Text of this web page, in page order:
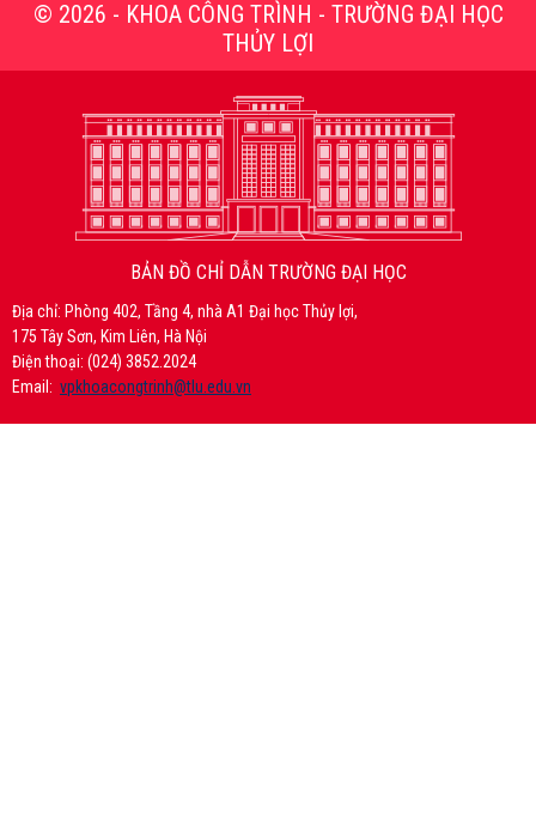
© 2026 - KHOA CÔNG TRÌNH - TRƯỜNG ĐẠI HỌC
THỦY LỢI
BẢN ĐỒ CHỈ DẪN TRƯỜNG ĐẠI HỌC
Địa chỉ: Phòng 402, Tầng 4, nhà A1 Đại học Thủy lợi,
175 Tây Sơn, Kim Liên, Hà Nội
Điện thoại: (024) 3852.2024
Email: vpkhoacongtrinh@tlu.edu.vn